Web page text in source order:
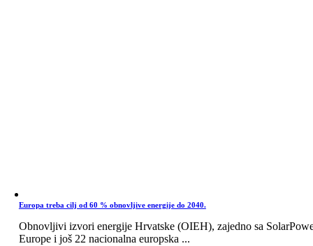
Europa treba cilj od 60 % obnovljive energije do 2040.
Obnovljivi izvori energije Hrvatske (OIEH), zajedno sa
Europe i još 22 nacionalna europska ...